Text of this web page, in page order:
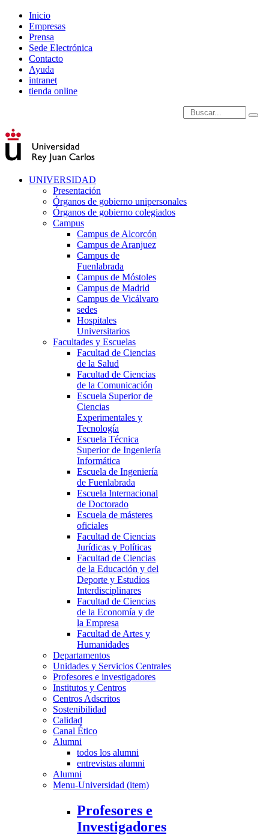
Inicio
Empresas
Prensa
Sede Electrónica
Contacto
Ayuda
intranet
tienda online
Introduce términos de
UNIVERSIDAD
Presentación
Órganos de gobierno unipersonales
Órganos de gobierno colegiados
Campus
Campus de Alcorcón
Campus de Aranjuez
Campus de
Fuenlabrada
Campus de Móstoles
Campus de Madrid
Campus de Vicálvaro
sedes
Hospitales
Universitarios
Facultades y Escuelas
Facultad de Ciencias
de la Salud
Facultad de Ciencias
de la Comunicación
Escuela Superior de
Ciencias
Experimentales y
Tecnología
Escuela Técnica
Superior de Ingeniería
Informática
Escuela de Ingeniería
de Fuenlabrada
Escuela Internacional
de Doctorado
Escuela de másteres
oficiales
Facultad de Ciencias
Jurídicas y Políticas
Facultad de Ciencias
de la Educación y del
Deporte y Estudios
Interdisciplinares
Facultad de Ciencias
de la Economía y de
la Empresa
Facultad de Artes y
Humanidades
Departamentos
Unidades y Servicios Centrales
Profesores e investigadores
Institutos y Centros
Centros Adscritos
Sostenibilidad
Calidad
Canal Ético
Alumni
todos los alumni
entrevistas alumni
Alumni
Menu-Universidad (item)
Profesores e
Investigadores